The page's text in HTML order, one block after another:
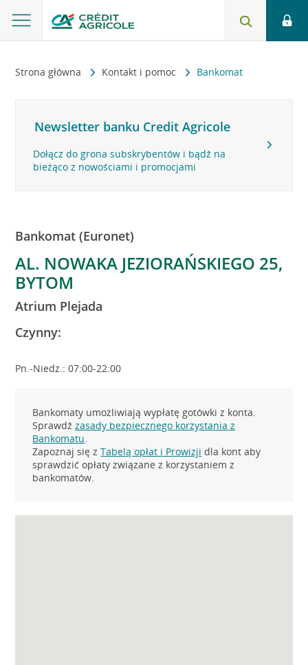
Strona główna Kontakt i pomoc Bankomat
Newsletter banku Credit Agricole
Dołącz do grona subskrybentów i bądź na
bieżąco z nowościami i promocjami
Bankomat (Euronet)
AL. NOWAKA JEZIORAŃSKIEGO 25,
BYTOM
Atrium Plejada
Czynny:
Pn.-Niedz.: 07:00-22:00
Bankomaty umożliwiają wypłatę gotówki z konta.
Sprawdźzasady bezpiecznego korzystania z
Bankomatu.
Zapoznaj się zTabelą opłat i Prowizji dla kont aby
sprawdzić opłaty związane z korzystaniem z
bankomatów.